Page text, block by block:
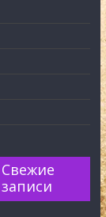
Свежие
записи